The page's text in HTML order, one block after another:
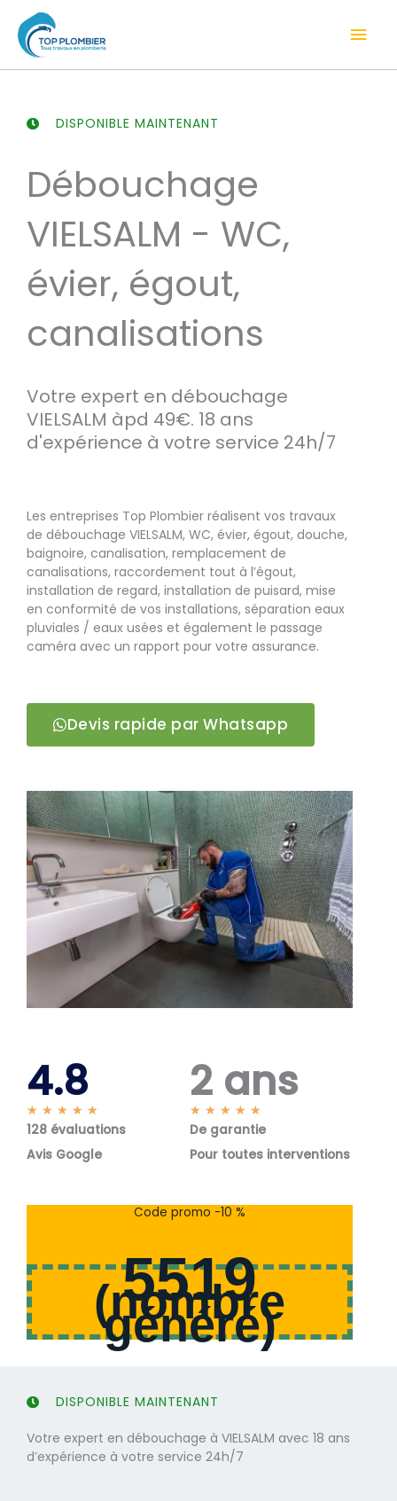
contenu
DISPONIBLE MAINTENANT
Débouchage
VIELSALM - WC,
évier, égout,
canalisations
Votre expert en débouchage
VIELSALM àpd 49€. 18 ans
d'expérience à votre service 24h/7
Les entreprises Top Plombier réalisent vos travaux
de débouchage VIELSALM, WC, évier, égout, douche,
baignoire, canalisation, remplacement de
canalisations, raccordement tout à l’égout,
installation de regard, installation de puisard, mise
en conformité de vos installations, séparation eaux
pluviales / eaux usées et également le passage
caméra avec un rapport pour votre assurance.
Devis rapide par Whatsapp
4.8
★ ★ ★ ★ ★
o
s
128 évaluations
Avis Google
2 ans
★ ★ ★ ★ ★
o
s
De garantie
Pour toutes interventions
Code promo -10 %
5519
(nombre
généré)
DISPONIBLE MAINTENANT
Votre expert en débouchage à VIELSALM avec 18 ans
d’expérience à votre service 24h/7